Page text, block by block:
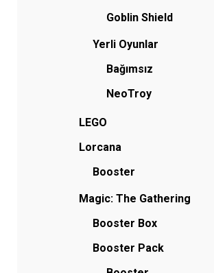
Goblin Shield
Yerli Oyunlar
Bağımsız
NeoTroy
LEGO
Lorcana
Booster
Magic: The Gathering
Booster Box
Booster Pack